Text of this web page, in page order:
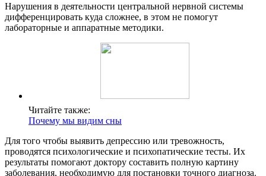
Нарушения в деятельности центральной нервной системы
дифференцировать куда сложнее, в этом не помогут
лабораторные и аппаратные методики.
Читайте также:
Почему мы видим сны
Для того чтобы выявить депрессию или тревожность,
проводятся психологические и психопатические тесты. Их
результаты помогают доктору составить полную картину
заболевания, необходимую для постановки точного диагноза.